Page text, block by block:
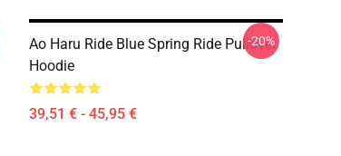
Ao Haru Ride Blue Spring Ride Pullover
Hoodie
39,51 € - 45,95 €
-20%